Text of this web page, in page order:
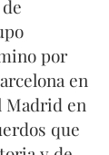
por
en
Madrid en
que